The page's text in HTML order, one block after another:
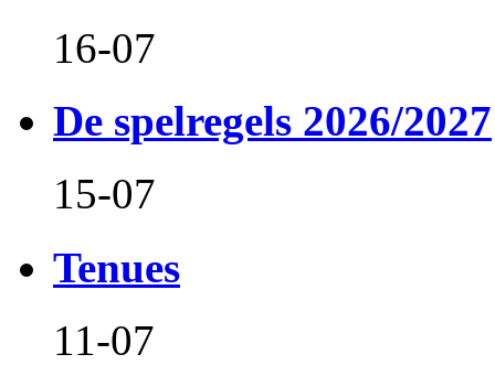
16-07
De spelregels 2026/2027
15-07
Tenues
11-07